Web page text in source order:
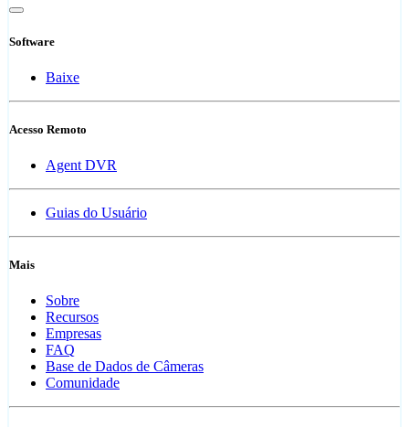
Software
Baixe
Acesso Remoto
Agent DVR
Guias do Usuário
Mais
Sobre
Recursos
Empresas
FAQ
Base de Dados de Câmeras
Comunidade